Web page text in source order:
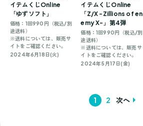
イテムくじOnline
「ゆずソフト」
価格：1回990円（税込/別
途送料）
※送料については、販売サ
イトをご確認ください。
2024年6月18日(火)
イテムくじOnline
「Z/X -Zillions of en
emy X-」第4弾
価格：1回990円（税込/別
途送料）
※送料については、販売サ
イトをご確認ください。
2024年5月17日(金)
1 2 次へ